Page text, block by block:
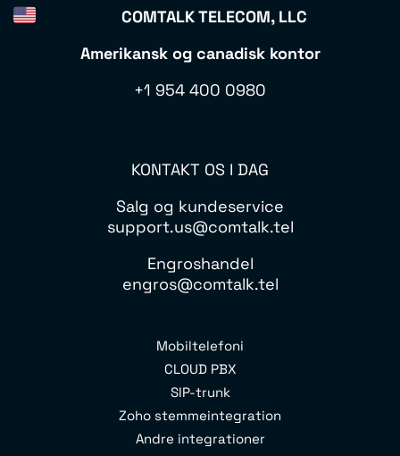
COMTALK TELECOM, LLC
Amerikansk og canadisk kontor
+1 954 400 0980
KONTAKT OS I DAG
Salg og kundeservice
support.us@comtalk.tel
Engroshandel
engros@comtalk.tel
Mobiltelefoni
CLOUD PBX
SIP-trunk
Zoho stemmeintegration
Andre integrationer